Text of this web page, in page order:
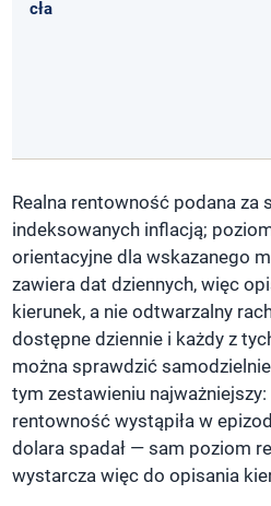
cła
Realna rentowność podana za
indeksowanych inflacją;
orientacyjne dla wskazanego
zawiera dat dziennych, więc
kierunek, a nie odtwarzalny
dostępne dziennie i każdy z
można sprawdzić
tym zestawieniu
rentowność wystąpiła w
dolara spadał — sam poziom
wystarcza więc do opisania